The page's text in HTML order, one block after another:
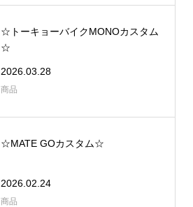
☆トーキョーバイクMONOカスタム
☆
2026.03.28
商品
☆MATE GOカスタム☆
2026.02.24
商品